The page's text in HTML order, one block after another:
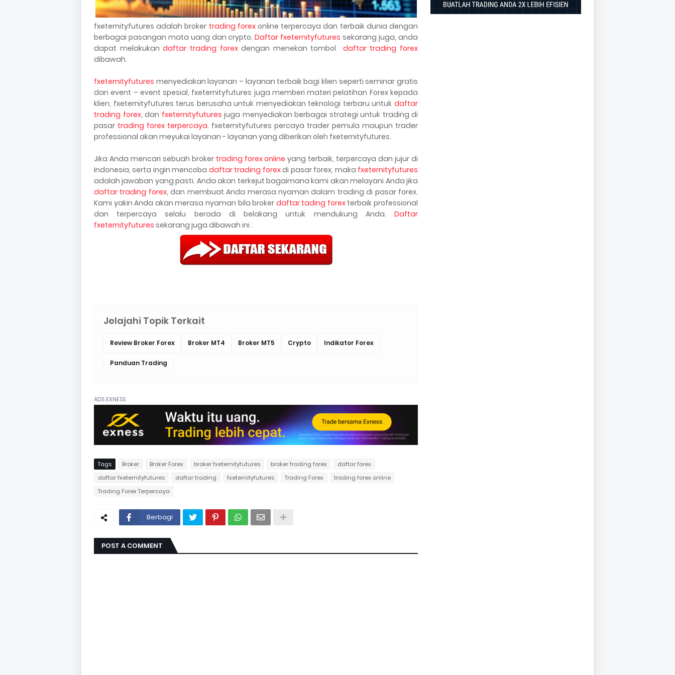
fxeternityfutures adalah broker trading forexonline terpercaya dan terbaik dunia dengan
berbagai pasangan mata uang dan crypto.Daftar fxeternityfutures sekarang juga, anda
dapat melakukandaftar trading forexdengan menekan tombol daftar trading forex
dibawah.
fxeternityfutures menyediakan layanan – layanan terbaik bagi klien seperti seminar gratis
dan event – event spesial, fxeternityfutures juga memberi materi pelatihan Forex kepada
klien, fxeternityfutures terus berusaha untuk menyediakan teknologi terbaru untuk daftar
trading forex, dan fxeternityfutures juga menyediakan berbagai strategi untuk trading di
pasar trading forex terpercaya. fxeternityfutures percaya trader pemula maupun trader
professional akan meyukai layanan - layanan yang diberikan oleh fxeternityfutures.
Jika Anda mencari sebuah broker trading forex online yang terbaik, terpercaya dan jujur di
Indonesia, serta ingin mencoba daftar trading forexdi pasar forex, maka fxeternityfutures
adalah jawaban yang pasti. Anda akan terkejut bagaimana kami akan melayani Anda jika
daftar trading forex, dan membuat Anda merasa nyaman dalam trading di pasar forex.
Kami yakin Anda akan merasa nyaman bila broker daftar tading forexterbaik professional
dan terpercaya selalu berada di belakang untuk mendukung Anda. Daftar
fxeternityfutures sekarang juga dibawah ini :
Jelajahi Topik Terkait
Review Broker Forex Broker MT4 Broker MT5 Crypto Indikator Forex
Panduan Trading
ADS EXNESS
Tags Broker Broker Forex broker fxeternityfutures broker trading forex
daftar forex
daftar fxeternityfutures
daftar trading fxeternityfutures Trading Forex
trading forex online
Trading Forex Terpercaya
Berbagi
POST A COMMENT